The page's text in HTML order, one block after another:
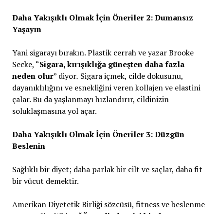
Daha Yakışıklı Olmak İçin Öneriler 2: Dumansız
Yaşayın
Yani sigarayı bırakın. Plastik cerrah ve yazar Brooke
Secke, “Sigara, kırışıklığa güneşten daha fazla
neden olur” diyor. Sigara içmek, cilde dokusunu,
dayanıklılığını ve esnekliğini veren kollajen ve elastini
çalar. Bu da yaşlanmayı hızlandırır, cildinizin
soluklaşmasına yol açar.
Daha Yakışıklı Olmak İçin Öneriler 3: Düzgün
Beslenin
Sağlıklı bir diyet; daha parlak bir cilt ve saçlar, daha fit
bir vücut demektir.
Amerikan Diyetetik Birliği sözcüsü, fitness ve beslenme